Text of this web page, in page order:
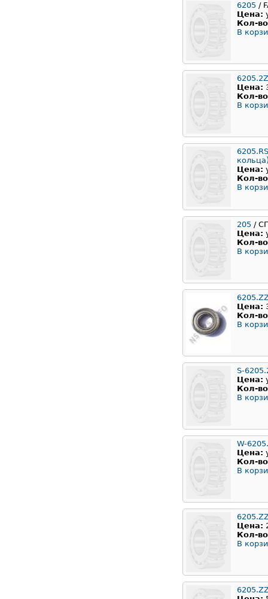
6205 /
Цена:
Кол-
В
Цена:
Кол-
В
Цена:
Кол-
В
205 /
Цена:
Кол-
В
Цена:
Кол-
В
S-
Цена:
Кол-
В
W-
Цена:
Кол-
В
Цена:
Кол-
В